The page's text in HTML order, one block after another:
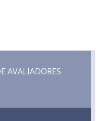
AVALIADORES